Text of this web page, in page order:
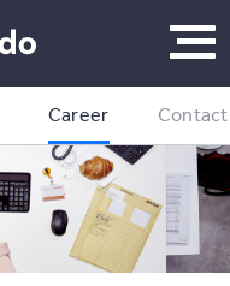
Career Contact